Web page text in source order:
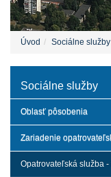
Úvod Sociálne služby
Sociálne služby
Oblasť pôsobenia
Zariadenie
Opatrovateľská služba -